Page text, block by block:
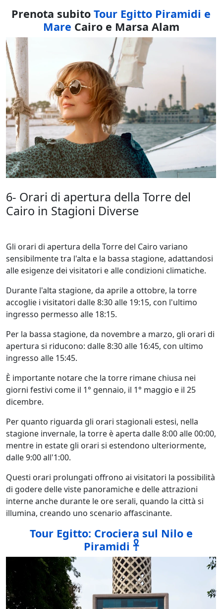
Prenota subito Tour Egitto Piramidi e
Mare Cairo e Marsa Alam
6- Orari di apertura della Torre del
Cairo in Stagioni Diverse
Gli orari di apertura della Torre del Cairo variano
sensibilmente tra l'alta e la bassa stagione, adattandosi
alle esigenze dei visitatori e alle condizioni climatiche.
Durante l'alta stagione, da aprile a ottobre, la torre
accoglie i visitatori dalle 8:30 alle 19:15, con l'ultimo
ingresso permesso alle 18:15.
Per la bassa stagione, da novembre a marzo, gli orari di
apertura si riducono: dalle 8:30 alle 16:45, con ultimo
ingresso alle 15:45.
È importante notare che la torre rimane chiusa nei
giorni festivi come il 1° gennaio, il 1° maggio e il 25
dicembre.
Per quanto riguarda gli orari stagionali estesi, nella
stagione invernale, la torre è aperta dalle 8:00 alle 00:00,
mentre in estate gli orari si estendono ulteriormente,
dalle 9:00 all'1:00.
Questi orari prolungati offrono ai visitatori la possibilità
di godere delle viste panoramiche e delle attrazioni
interne anche durante le ore serali, quando la città si
illumina, creando uno scenario affascinante.
Tour Egitto: Crociera sul Nilo e
Piramidi 𓋹